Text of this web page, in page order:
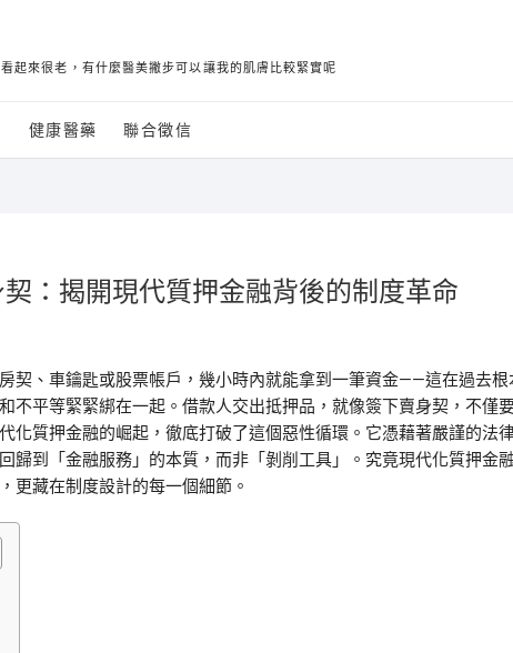
起來很老，有什麼醫美撇步可以讓我的肌膚比較緊實呢
健康醫藥 聯合徵信
：揭開現代質押金融背後的制度革命
契、車鑰匙或股票帳戶，幾小時內就能拿到一筆資金——這在過去
不平等緊緊綁在一起。借款人交出抵押品，就像簽下賣身契，不僅
化質押金融的崛起，徹底打破了這個惡性循環。它憑藉著嚴謹的法
歸到「金融服務」的本質，而非「剝削工具」。究竟現代化質押金
更藏在制度設計的每一個細節。